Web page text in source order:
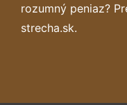
rozumný peniaz?
strecha.sk.